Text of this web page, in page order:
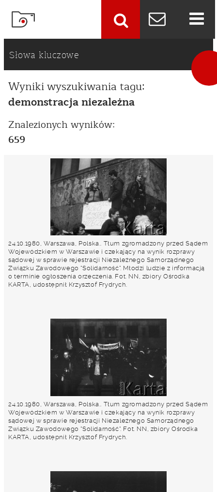
Słowa kluczowe
Wyniki wyszukiwania tagu:
demonstracja niezależna
Znalezionych wyników:
659
24.10.1980, Warszawa, Polska.. Tłum zgromadzony przed Sądem
Wojewódzkiem w Warszawie i czekający na wynik rozprawy
sądowej w sprawie rejestracji Niezależnego Samorządnego
Związku Zawodowego "Solidarność". Młodzi ludzie z informacją
o terminie ogłoszenia orzeczenia. Fot. NN, zbiory Ośrodka
KARTA, udostępnił Krzysztof Frydrych.
24.10.1980, Warszawa, Polska.. Tłum zgromadzony przed Sądem
Wojewódzkiem w Warszawie i czekający na wynik rozprawy
sądowej w sprawie rejestracji Niezależnego Samorządnego
Związku Zawodowego "Solidarność". Fot. NN, zbiory Ośrodka
KARTA, udostępnił Krzysztof Frydrych.